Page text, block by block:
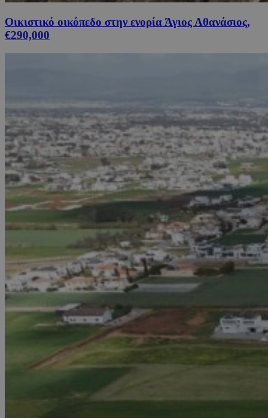
Οικιστικό οικόπεδο στην ενορία Άγιος Αθανάσιος,
€290,000